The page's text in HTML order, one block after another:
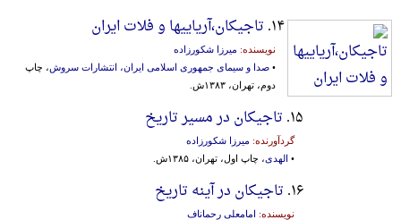
۱۴. تاجیکان،آریاییها و فلات ایران
نویسنده: میرزا شکورزاده
• صدا و سیمای جمهوری اسلامی ایران، انتشارات سروش، چاپ
دوم، تهران، ۱۳۸۳ش.
۱۵. تاجیکان در مسیر تاریخ
گردآورنده: میرزا شکورزاده
• الهدی، چاپ اول، تهران، ۱۳۸۵ش.
۱۶. تاجیکان در آینه تاریخ
نویسنده: امامعلی رحماناف